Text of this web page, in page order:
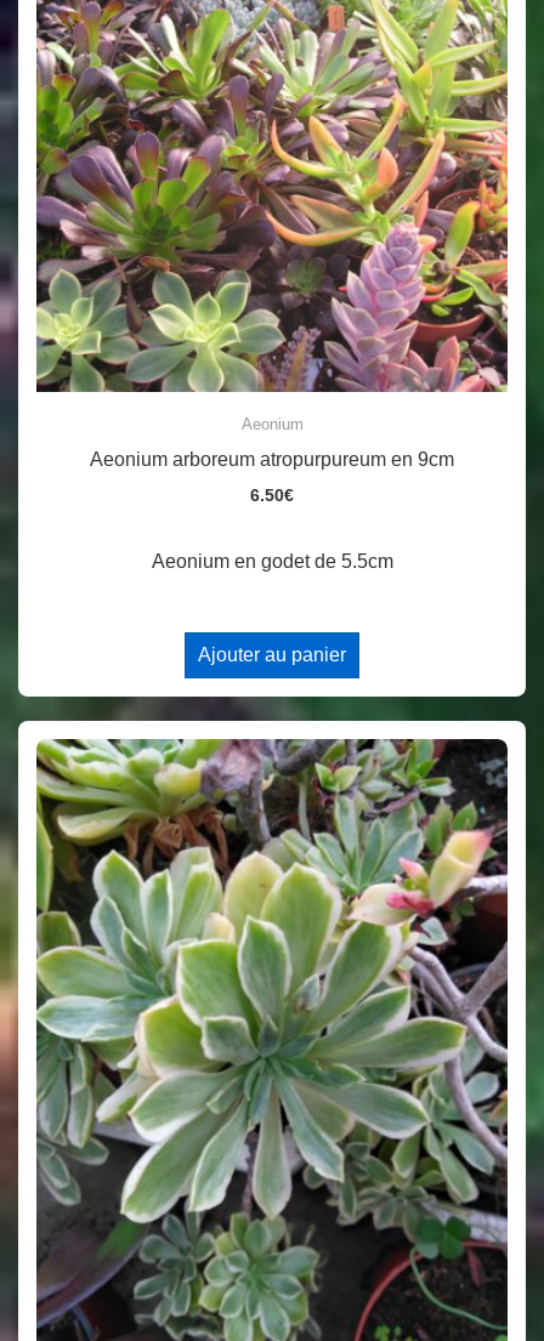
Aeonium
Aeonium arboreum atropurpureum en 9cm
6.50€
Aeonium en godet de 5.5cm
Ajouter au panier